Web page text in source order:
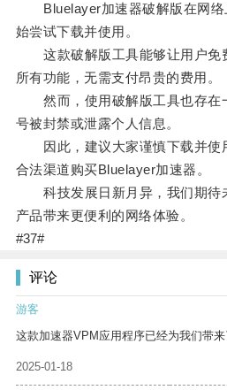
Bluelayer加速器破解版在网络
始尝试下载并使用。
这款破解版工具能够让用户免
所有功能，无需支付昂贵的费用。
然而，使用破解版工具也存在
号被封禁或泄露个人信息。
因此，建议大家谨慎下载并使
合法渠道购买Bluelayer加速器。
科技发展日新月异，我们期待
产品带来更便利的网络体验。
#37#
评论
游客
这款加速器VPM应用程序已经为我们带来
2025-01-18